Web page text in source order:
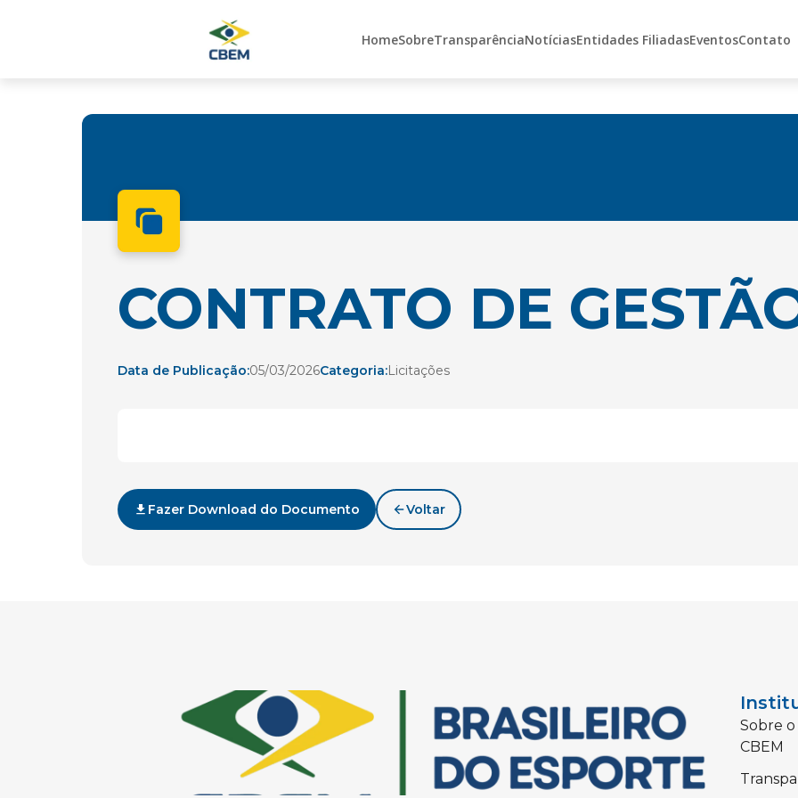
HomeSobreTransparênciaNotíciasEntidades FiliadasEventosContato
CONTRATO DE
Data de Publicação:05/03/2026Categoria:Licitações
Fazer Download do Documento Voltar
Sobre o
CBEM